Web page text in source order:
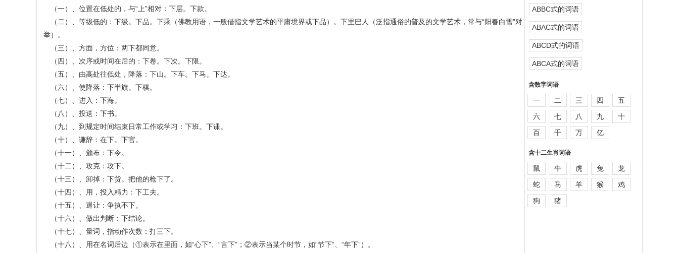
（一）、位置在低处的，与“上”相对：下层。下款。
（二）、等级低的：下级。下品。下乘（佛教用语，一般借指文学艺术的平庸境界或下品）。下里巴人（泛指通俗的普及的文学艺术，常与“阳春白雪”对
举）。
（三）、方面，方位：两下都同意。
（四）、次序或时间在后的：下卷。下次。下限。
（五）、由高处往低处，降落：下山。下车。下马。下达。
（六）、使降落：下半旗。下棋。
（七）、进入：下海。
（八）、投送：下书。
（九）、到规定时间结束日常工作或学习：下班。下课。
（十）、谦辞：在下。下官。
（十一）、颁布：下令。
（十二）、攻克：攻下。
（十三）、卸掉：下货。把他的枪下了。
（十四）、用，投入精力：下工夫。
（十五）、退让：争执不下。
（十六）、做出判断：下结论。
（十七）、量词，指动作次数：打三下。
（十八）、用在名词后边（①表示在里面，如“心下”、“言下”；②表示当某个时节，如“节下”、“年下”）。
ABBC式的词语
ABAC式的词语
ABCD式的词语
ABCA式的词语
含数字词语
一 二 三 四
五
六
七 八 九
十
百
千 万 亿
含十二生肖词语
鼠 牛 虎 兔
龙
蛇
马 羊 猴
鸡
狗
猪